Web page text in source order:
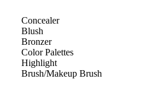
Concealer
Blush
Bronzer
Color Palettes
Highlight
Brush/Makeup Brush